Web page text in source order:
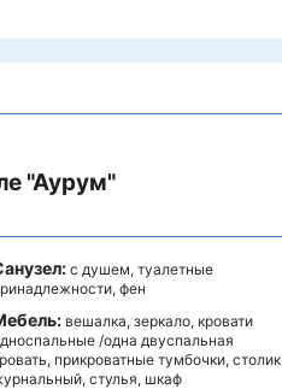
"Аурум"
с душем, туалетные
фен
вешалка, зеркало, кровати
/одна двуспальная
прикроватные тумбочки, столик
стулья, шкаф